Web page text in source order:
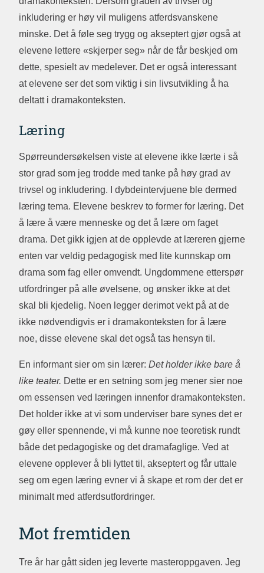
inkludering er høy vil muligens atferdsvanskene
minske. Det å føle seg trygg og akseptert gjør også at
elevene lettere «skjerper seg» når de får beskjed om
dette, spesielt av medelever. Det er også interessant
at elevene ser det som viktig i sin livsutvikling å ha
deltatt i dramakonteksten.
Læring
Spørreundersøkelsen viste at elevene ikke lærte i så
stor grad som jeg trodde med tanke på høy grad av
trivsel og inkludering. I dybdeintervjuene ble dermed
læring tema. Elevene beskrev to former for læring. Det
å lære å være menneske og det å lære om faget
drama. Det gikk igjen at de opplevde at læreren gjerne
enten var veldig pedagogisk med lite kunnskap om
drama som fag eller omvendt. Ungdommene etterspør
utfordringer på alle øvelsene, og ønsker ikke at det
skal bli kjedelig. Noen legger derimot vekt på at de
ikke nødvendigvis er i dramakonteksten for å lære
noe, disse elevene skal det også tas hensyn til.
En informant sier om sin lærer: Det holder ikke bare å
like teater. Dette er en setning som jeg mener sier noe
om essensen ved læringen innenfor dramakonteksten.
Det holder ikke at vi som underviser bare synes det er
gøy eller spennende, vi må kunne noe teoretisk rundt
både det pedagogiske og det dramafaglige. Ved at
elevene opplever å bli lyttet til, akseptert og får uttale
seg om egen læring evner vi å skape et rom der det er
minimalt med atferdsutfordringer.
Mot fremtiden
Tre år har gått siden jeg leverte masteroppgaven. Jeg